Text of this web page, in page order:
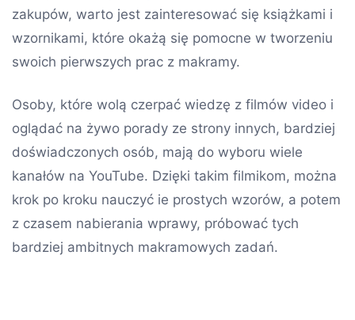
zakupów, warto jest zainteresować się książkami i
wzornikami, które okażą się pomocne w tworzeniu
swoich pierwszych prac z makramy.
Osoby, które wolą czerpać wiedzę z filmów video i
oglądać na żywo porady ze strony innych, bardziej
doświadczonych osób, mają do wyboru wiele
kanałów na YouTube. Dzięki takim filmikom, można
krok po kroku nauczyć ie prostych wzorów, a potem
z czasem nabierania wprawy, próbować tych
bardziej ambitnych makramowych zadań.